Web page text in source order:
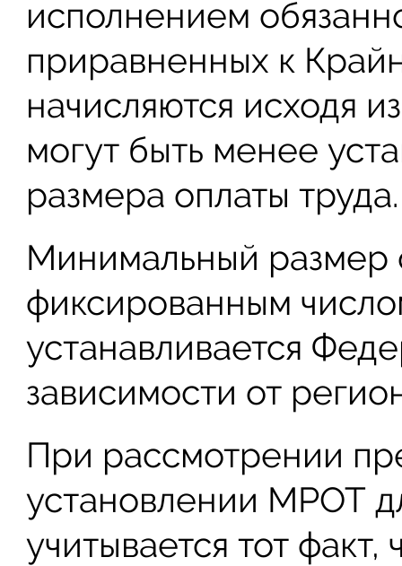
исполнением
приравненных к
начисляются исходя
могут быть менее
размера оплаты труда.
Минимальный размер
фиксированным
устанавливается
зависимости от
При рассмотрении
установлении МРОТ
учитывается тот